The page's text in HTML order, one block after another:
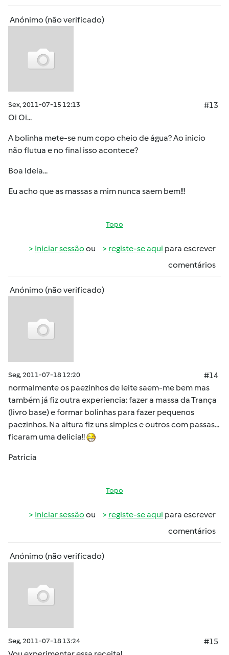
Anónimo (não verificado)
Sex, 2011-07-15 12:13
#13
Oi Oi...
A bolinha mete-se num copo cheio de água? Ao inicio
não flutua e no final isso acontece?
Boa Ideia...
Eu acho que as massas a mim nunca saem bem!!!
Topo
Iniciar sessão ou registe-se aqui para escrever
comentários
Anónimo (não verificado)
Seg, 2011-07-18 12:20
#14
normalmente os paezinhos de leite saem-me bem mas
também já fiz outra experiencia: fazer a massa da Trança
(livro base) e formar bolinhas para fazer pequenos
paezinhos. Na altura fiz uns simples e outros com passas...
ficaram uma delicia!!
Patricia
Topo
Iniciar sessão ou registe-se aqui para escrever
comentários
Anónimo (não verificado)
Seg, 2011-07-18 13:24
#15